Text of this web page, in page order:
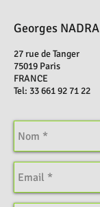
Georges NADRA
27 rue de Tanger
75019 Paris
FRANCE
Tel: 33 661 92 71 22